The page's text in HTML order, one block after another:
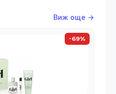
Виж още →
-69%